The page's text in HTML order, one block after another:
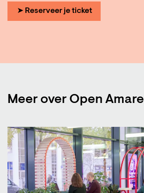
➤ Reserveer je ticket
Meer over Open Amare